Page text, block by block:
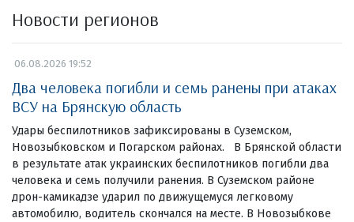
Новости регионов
06.08.2026 19:52
Два человека погибли и семь ранены при атаках
ВСУ на Брянскую область
Удары беспилотников зафиксированы в Суземском,
Новозыбковском и Погарском районах. В Брянской области
в результате атак украинских беспилотников погибли два
человека и семь получили ранения. В Суземском районе
дрон-камикадзе ударил по движущемуся легковому
автомобилю, водитель скончался на месте. В Новозыбкове